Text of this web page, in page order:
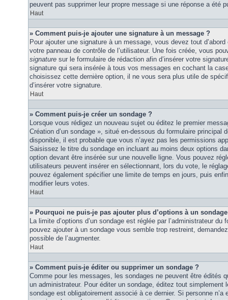
peuvent pas supprimer leur propre message si une réponse a été
Haut
» Comment puis-je ajouter une signature à un message ?
Pour ajouter une signature à un message, vous devez tout d’abord
votre panneau de contrôle de l’utilisateur. Une fois créée, vous
signature sur le formulaire de rédaction afin d’insérer votre
signature qui sera insérée à tous vos messages en cochant la
choisissez cette dernière option, il ne vous sera plus utile de
d’insérer votre signature.
Haut
» Comment puis-je créer un sondage ?
Lorsque vous rédigez un nouveau sujet ou éditez le premier
Création d’un sondage », situé en-dessous du formulaire principal
disponible, il est probable que vous n’ayez pas les permissions
Saisissez le titre du sondage en incluant au moins deux options
option devant être insérée sur une nouvelle ligne. Vous pouvez
utilisateurs peuvent insérer en sélectionnant, lors du vote, le
pouvez également spécifier une limite de temps en jours, puis
modifier leurs votes.
Haut
» Pourquoi ne puis-je pas ajouter plus d’options à un
La limite d’options d’un sondage est réglée par l’administrateur
pouvez ajouter à un sondage vous semble trop restreint,
possible de l’augmenter.
Haut
» Comment puis-je éditer ou supprimer un sondage ?
Comme pour les messages, les sondages ne peuvent être édités
un administrateur. Pour éditer un sondage, éditez tout simplement
sondage est obligatoirement associé à ce dernier. Si personne